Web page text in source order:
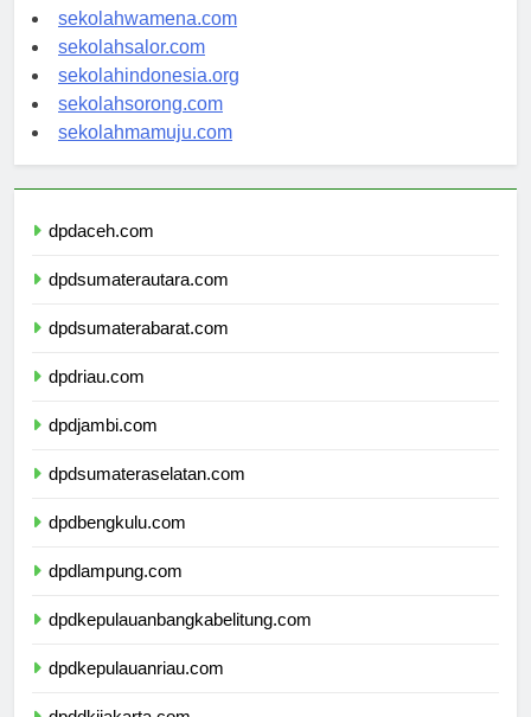
sekolahnabire.com
sekolahwamena.com
sekolahsalor.com
sekolahindonesia.org
sekolahsorong.com